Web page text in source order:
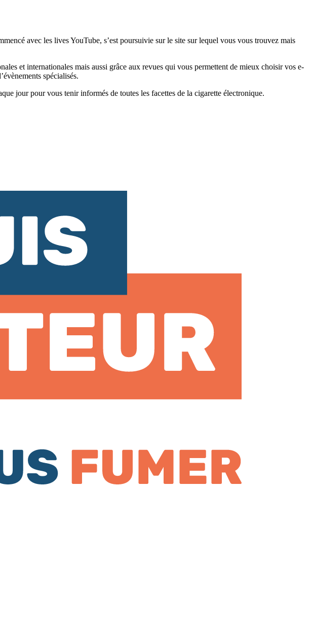
avec les lives YouTube, s’est poursuivie sur le site sur lequel vous vous trouvez mais
et internationales mais aussi grâce aux revues qui vous permettent de mieux choisir vos e-
spécialisés.
jour pour vous tenir informés de toutes les facettes de la cigarette électronique.